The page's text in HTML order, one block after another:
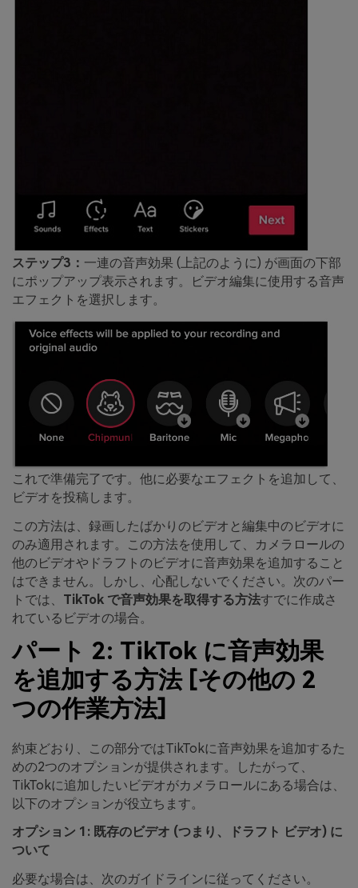
ステップ3： 一連の音声効果 (上記のように) が画面の下部
にポップアップ表示されます。ビデオ編集に使用する音声
エフェクトを選択します。
これで準備完了です。他に必要なエフェクトを追加して、
ビデオを投稿します。
この方法は、録画したばかりのビデオと編集中のビデオに
のみ適用されます。この方法を使用して、カメラロールの
他のビデオやドラフトのビデオに音声効果を追加すること
はできません。しかし、心配しないでください。次のパー
トでは、 TikTok で音声効果を取得する方法すでに作成さ
れているビデオの場合。
パート 2: TikTok に音声効果
を追加する方法 [その他の 2
つの作業方法]
約束どおり、この部分ではTikTokに音声効果を追加するた
めの2つのオプションが提供されます。したがって、
TikTokに追加したいビデオがカメラロールにある場合は、
以下のオプションが役立ちます。
オプション 1: 既存のビデオ (つまり、ドラフト ビデオ) に
ついて
必要な場合は、次のガイドラインに従ってください。